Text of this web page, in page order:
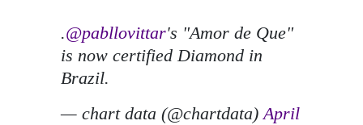
.@pabllovittar's "Amor de Que"
is now certified Diamond in
Brazil.
— chart data (@chartdata)April